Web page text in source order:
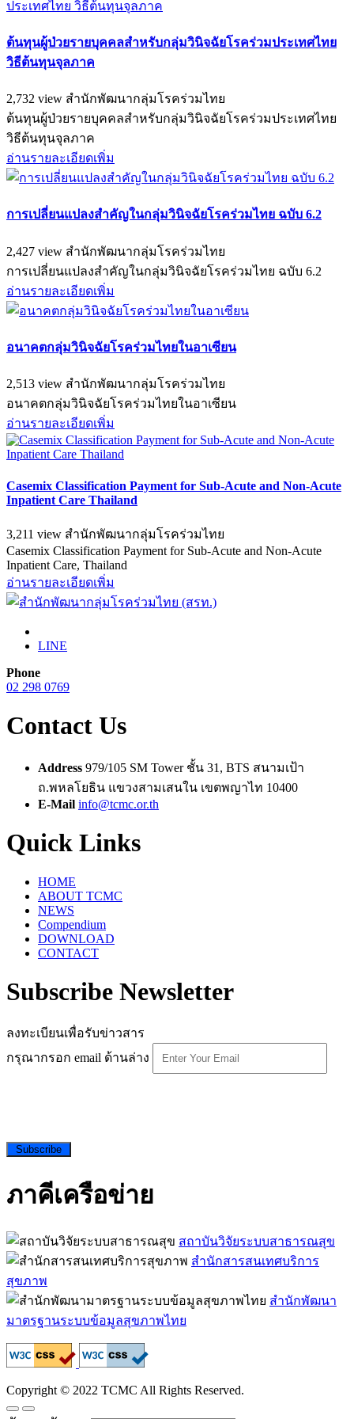
ต้นทุนผู้ป่วยรายบุคคลสำหรับกลุ่มวินิจฉัยโรคร่วมประเทศไทย
วิธีต้นทุนจุลภาค
2,732 view สำนักพัฒนากลุ่มโรคร่วมไทย
ต้นทุนผู้ป่วยรายบุคคลสำหรับกลุ่มวินิจฉัยโรคร่วมประเทศไทย
วิธีต้นทุนจุลภาค
อ่านรายละเอียดเพิ่ม
การเปลี่ยนแปลงสำคัญในกลุ่มวินิจฉัยโรคร่วมไทย ฉบับ 6.2
2,427 view สำนักพัฒนากลุ่มโรคร่วมไทย
การเปลี่ยนแปลงสำคัญในกลุ่มวินิจฉัยโรคร่วมไทย ฉบับ 6.2
อ่านรายละเอียดเพิ่ม
อนาคตกลุ่มวินิจฉัยโรคร่วมไทยในอาเซียน
2,513 view สำนักพัฒนากลุ่มโรคร่วมไทย
อนาคตกลุ่มวินิจฉัยโรคร่วมไทยในอาเซียน
อ่านรายละเอียดเพิ่ม
Casemix Classification Payment for Sub-Acute and Non-Acute
Inpatient Care Thailand
3,211 view สำนักพัฒนากลุ่มโรคร่วมไทย
Casemix Classification Payment for Sub-Acute and Non-Acute
Inpatient Care, Thailand
อ่านรายละเอียดเพิ่ม
LINE
Phone
02 298 0769
Contact Us
Address 979/105 SM Tower ชั้น 31, BTS สนามเป้า
ถ.พหลโยธิน แขวงสามเสนใน เขตพญาไท 10400
E-Mail info@tcmc.or.th
Quick Links
HOME
ABOUT TCMC
NEWS
Compendium
DOWNLOAD
CONTACT
Subscribe Newsletter
ลงทะเบียนเพื่อรับข่าวสาร
กรุณากรอก email ด้านล่าง
Subscribe
ภาคีเครือข่าย
สถาบันวิจัยระบบสาธารณสุข
สำนักสารสนเทศบริการ
สุขภาพ
สำนักพัฒนา
มาตรฐานระบบข้อมูลสุขภาพไทย
Copyright © 2022 TCMC All Rights Reserved.